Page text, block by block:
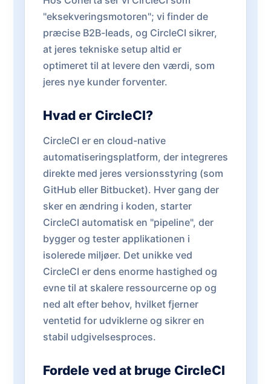
"eksekveringsmotoren"; vi finder de
præcise B2B-leads, og CircleCI sikrer,
at jeres tekniske setup altid er
optimeret til at levere den værdi, som
jeres nye kunder forventer.
Hvad er CircleCI?
CircleCI er en cloud-native
automatiseringsplatform, der integreres
direkte med jeres versionsstyring (som
GitHub eller Bitbucket). Hver gang der
sker en ændring i koden, starter
CircleCI automatisk en "pipeline", der
bygger og tester applikationen i
isolerede miljøer. Det unikke ved
CircleCI er dens enorme hastighed og
evne til at skalere ressourcerne op og
ned alt efter behov, hvilket fjerner
ventetid for udviklerne og sikrer en
stabil udgivelsesproces.
Fordele ved at bruge CircleCI